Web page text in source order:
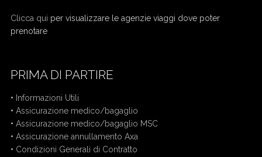
Clicca qui per visualizzare le agenzie viaggi dove poter
prenotare
PRIMA DI PARTIRE
• Informazioni Utili
• Assicurazione medico/bagaglio
• Assicurazione medico/bagaglio MSC
• Assicurazione annullamento Axa
• Condizioni Generali di Contratto